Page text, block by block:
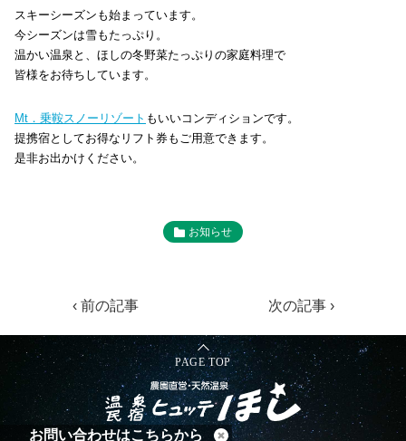
スキーシーズンも始まっています。
今シーズンは雪もたっぷり。
温かい温泉と、ほしの冬野菜たっぷりの家庭料理で
皆様をお待ちしています。
Mt．乗鞍スノーリゾート もいいコンディションです。
提携宿としてお得なリフト券もご用意できます。
是非お出かけください。
お知らせ
‹ 前の記事 次の記事 ›
PAGE TOP
お問い合わせはこちらから